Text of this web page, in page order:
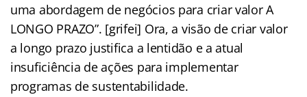
uma abordagem de negócios para criar valor A
LONGO PRAZO”. [grifei] Ora, a visão de criar valor
a longo prazo justifica a lentidão e a atual
insuficiência de ações para implementar
programas de sustentabilidade.